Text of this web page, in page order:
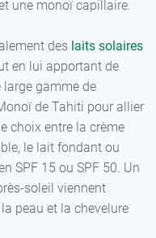
une monoï capillaire.
des laits solaires
en lui apportant de
large gamme de
de Tahiti pour allier
choix entre la crème
le lait fondant ou
SPF 15 ou SPF 50. Un
soleil viennent
peau et la chevelure